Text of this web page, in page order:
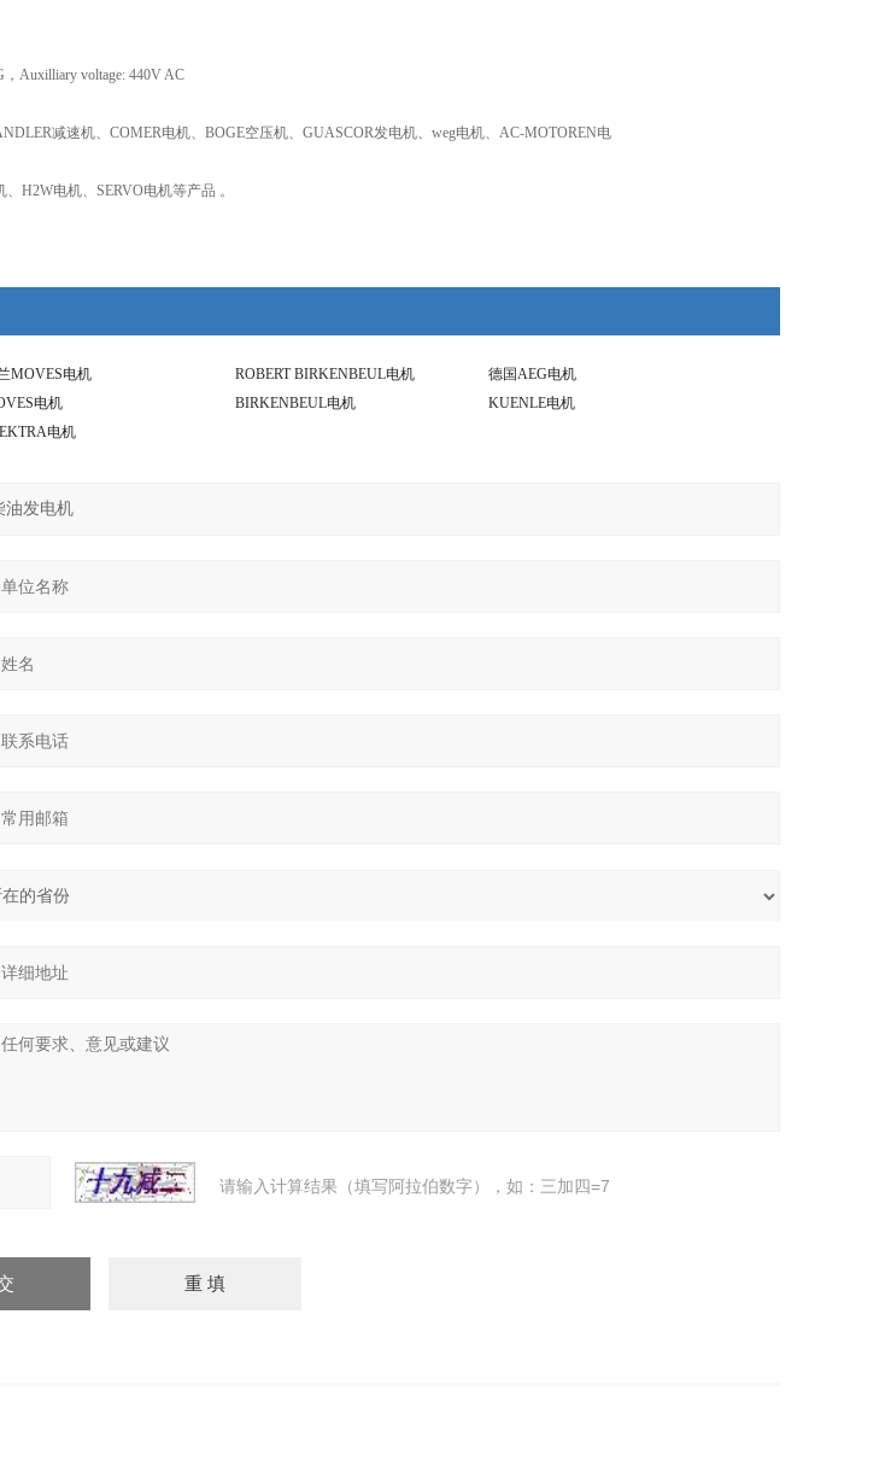
Auxilliary voltage: 440V AC
减速机、COMER电机、BOGE空压机、GUASCOR发电机、weg电机、AC-MOTOREN电
H2W电机、SERVO电机等产品 。
MOVES电机 ROBERT BIRKENBEUL电机
德国AEG电机
电机 BIRKENBEUL电机
KUENLE电机
电机
请输入计算结果（填写阿拉伯数字），如：三加四=7